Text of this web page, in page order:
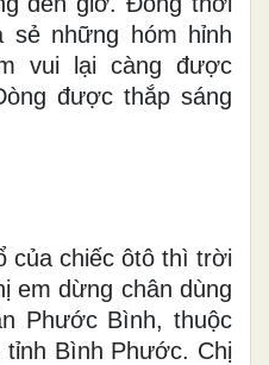
sẻ những hóm hỉnh
vui lại càng được
được thắp sáng
của chiếc ôtô thì trời
em dừng chân dùng
Phước Bình, thuộc
Bình Phước. Chị